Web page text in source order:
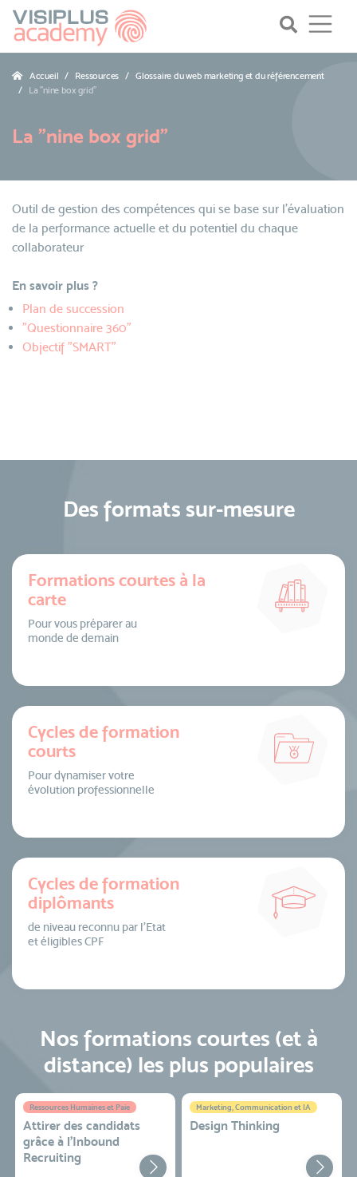
Accueil Ressources
Glossaire du web marketing et du référencement
La "nine box grid"
La "nine box grid"
Outil de gestion des compétences qui se base sur l'évaluation
de la performance actuelle et du potentiel du chaque
collaborateur
En savoir plus ?
Plan de succession
"Questionnaire 360"
Objectif "SMART"
Des formats sur-mesure
Formations courtes à la
carte
Pour vous préparer au
monde de demain
Cycles de formation
courts
Pour dynamiser votre
évolution professionnelle
Cycles de formation
diplômants
de niveau reconnu par l’Etat
et éligibles CPF
Nos formations courtes (et à
distance) les plus populaires
Ressources Humaines et Paie
Attirer des candidats
grâce à l’Inbound
Recruiting
Marketing, Communication et IA
Design Thinking